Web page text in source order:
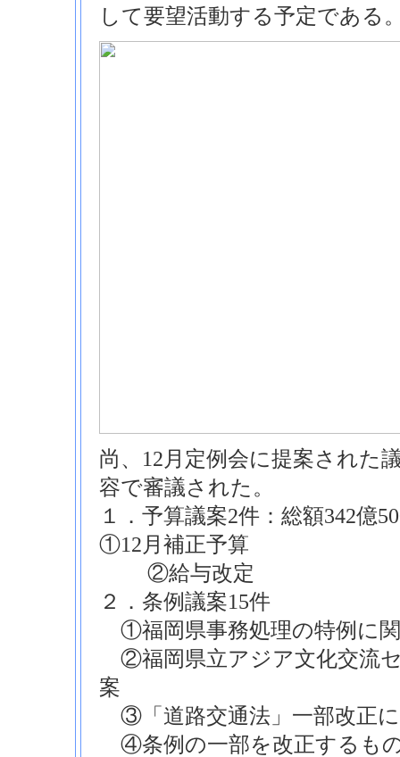
して要望活動する予定である
尚、12月定例会に提案された
容で審議された。
１．予算議案2件：総額342億
①12月補正予算
②給与改定
２．条例議案15件
①福岡県事務処理の特例に
②福岡県立アジア文化交流
案
③「道路交通法」一部改正
④条例の一部を改正するも